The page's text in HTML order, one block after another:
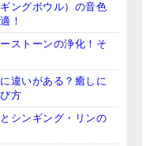
ングボウル）の音色
！
ストーンの浄化！そ
違いがある？癒しに
方
シンギング・リンの